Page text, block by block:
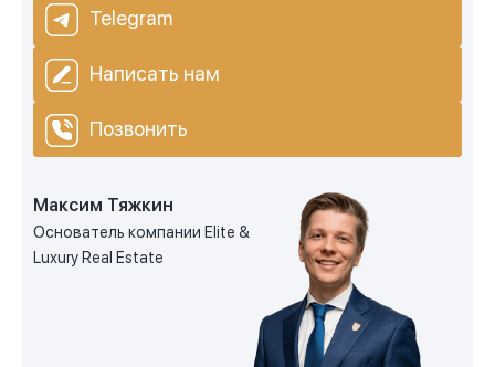
Telegram
Написать нам
Позвонить
Максим Тяжкин
Основатель компании Elite &
Luxury Real Estate